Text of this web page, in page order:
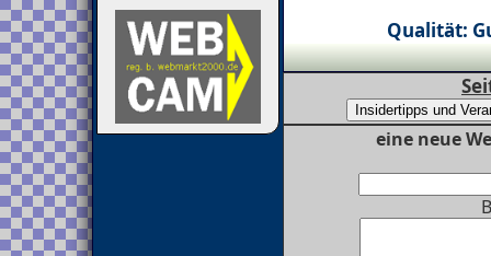
Qualität:
eine neue